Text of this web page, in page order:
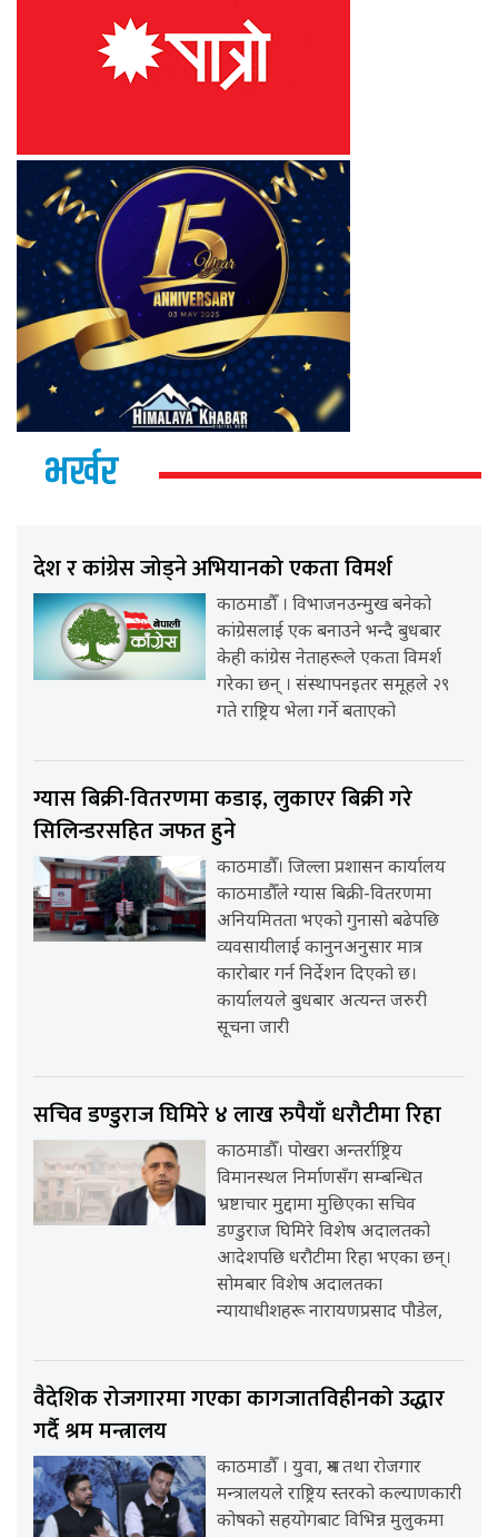
भर्खर
देश र कांग्रेस जोड्ने अभियानको एकता विमर्श
काठमाडौँ । विभाजनउन्मुख बनेको
कांग्रेसलाई एक बनाउने भन्दै बुधबार
केही कांग्रेस नेताहरूले एकता विमर्श
गरेका छन् । संस्थापनइतर समूहले २९
गते राष्ट्रिय भेला गर्ने बताएको
ग्यास बिक्री-वितरणमा कडाइ, लुकाएर बिक्री गरे
सिलिन्डरसहित जफत हुने
काठमाडौँ। जिल्ला प्रशासन कार्यालय
काठमाडौँले ग्यास बिक्री-वितरणमा
अनियमितता भएको गुनासो बढेपछि
व्यवसायीलाई कानुनअनुसार मात्र
कारोबार गर्न निर्देशन दिएको छ।
कार्यालयले बुधबार अत्यन्त जरुरी
सूचना जारी
सचिव डण्डुराज घिमिरे ४ लाख रुपैयाँ धरौटीमा रिहा
काठमाडौँ। पोखरा अन्तर्राष्ट्रिय
विमानस्थल निर्माणसँग सम्बन्धित
भ्रष्टाचार मुद्दामा मुछिएका सचिव
डण्डुराज घिमिरे विशेष अदालतको
आदेशपछि धरौटीमा रिहा भएका छन्।
सोमबार विशेष अदालतका
न्यायाधीशहरू नारायणप्रसाद पौडेल,
वैदेशिक रोजगारमा गएका कागजातविहीनको उद्धार
गर्दै श्रम मन्त्रालय
काठमाडौँ । युवा, श्रम तथा रोजगार
मन्त्रालयले राष्ट्रिय स्तरको कल्याणकारी
कोषको सहयोगबाट विभिन्न मुलुकमा